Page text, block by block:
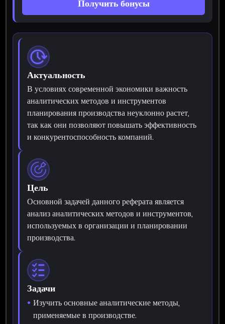
Получить бонусы
Актуальность
В условиях современной экономики важность
аналитических методов и инструментов
планирования производства неуклонно растет,
так как они позволяют повышать эффективность
и конкурентоспособность компаний.
Цель
Основной задачей данного реферата является
анализ аналитических методов и инструментов,
используемых в организации и планировании
производства.
Задачи
Изучить основные аналитические методы,
применяемые в производстве.